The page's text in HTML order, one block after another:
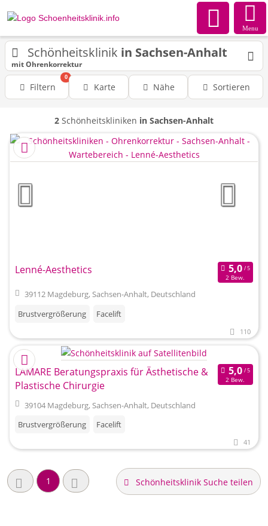
Menu
Schönheitsklinik in Sachsen-Anhalt
mit Ohrenkorrektur
Filtern
0
Karte Nähe Sortieren
2 Schönheitskliniken in Sachsen-Anhalt
Lenné-Aesthetics
2 Bew.
39112 Magdeburg, Sachsen-Anhalt, Deutschland
Brustvergrößerung
Facelift
110
LAMARE Beratungspraxis für Ästhetische &
Plastische Chirurgie
2 Bew.
39104 Magdeburg, Sachsen-Anhalt, Deutschland
Brustvergrößerung
Facelift
41
1 Schönheitsklinik Suche teilen